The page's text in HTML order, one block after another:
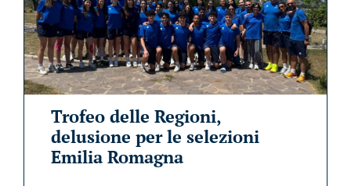
Trofeo delle Regioni,
delusione per le selezioni
Emilia Romagna